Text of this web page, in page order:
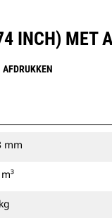
INCH) MET
AFDRUKKEN
mm